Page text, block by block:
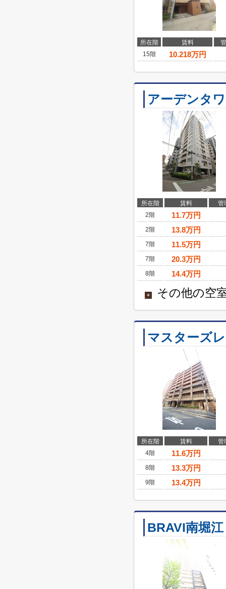
所在階 賃料
15階
10.218万円
アーデンタ
所在階 賃料
管
2階
11.7万円
2階 13.8万円
7階 11.5万円
7階 20.3万円
8階 14.4万円
+ その他の空
マスターズ
所在階 賃料
管
4階
11.6万円
8階 13.3万円
9階 13.4万円
BRAVI南堀江